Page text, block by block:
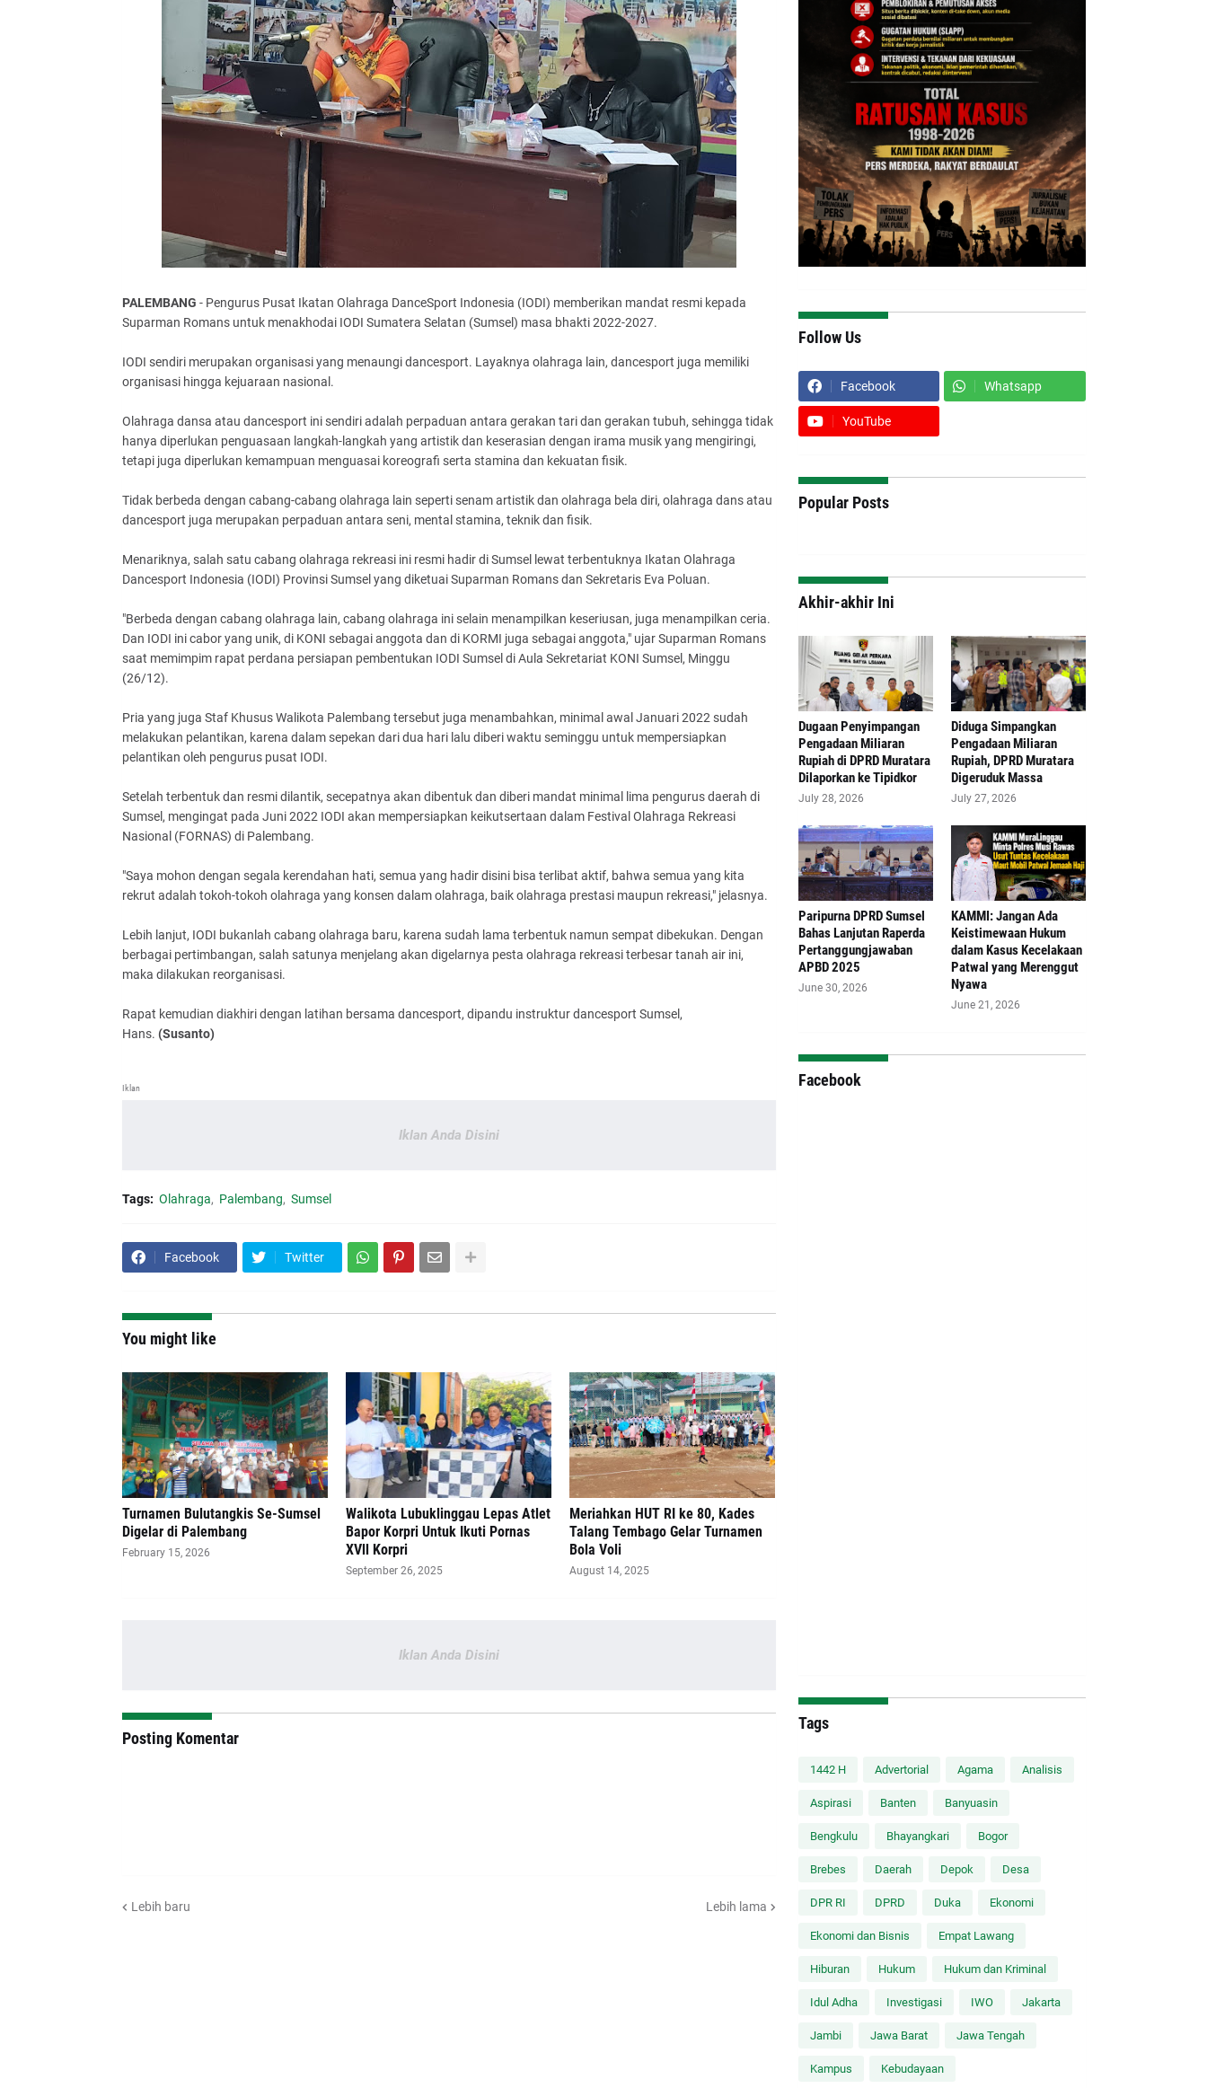
PALEMBANG - Pengurus Pusat Ikatan Olahraga DanceSport Indonesia (IODI) memberikan mandat resmi kepada
Suparman Romans untuk menakhodai IODI Sumatera Selatan (Sumsel) masa bhakti 2022-2027.
IODI sendiri merupakan organisasi yang menaungi dancesport. Layaknya olahraga lain, dancesport juga memiliki
organisasi hingga kejuaraan nasional.
Olahraga dansa atau dancesport ini sendiri adalah perpaduan antara gerakan tari dan gerakan tubuh, sehingga tidak
hanya diperlukan penguasaan langkah-langkah yang artistik dan keserasian dengan irama musik yang mengiringi,
tetapi juga diperlukan kemampuan menguasai koreografi serta stamina dan kekuatan fisik.
Tidak berbeda dengan cabang-cabang olahraga lain seperti senam artistik dan olahraga bela diri, olahraga dans atau
dancesport juga merupakan perpaduan antara seni, mental stamina, teknik dan fisik.
Menariknya, salah satu cabang olahraga rekreasi ini resmi hadir di Sumsel lewat terbentuknya Ikatan Olahraga
Dancesport Indonesia (IODI) Provinsi Sumsel yang diketuai Suparman Romans dan Sekretaris Eva Poluan.
"Berbeda dengan cabang olahraga lain, cabang olahraga ini selain menampilkan keseriusan, juga menampilkan ceria.
Dan IODI ini cabor yang unik, di KONI sebagai anggota dan di KORMI juga sebagai anggota," ujar Suparman Romans
saat memimpim rapat perdana persiapan pembentukan IODI Sumsel di Aula Sekretariat KONI Sumsel, Minggu
(26/12).
Pria yang juga Staf Khusus Walikota Palembang tersebut juga menambahkan, minimal awal Januari 2022 sudah
melakukan pelantikan, karena dalam sepekan dari dua hari lalu diberi waktu seminggu untuk mempersiapkan
pelantikan oleh pengurus pusat IODI.
Setelah terbentuk dan resmi dilantik, secepatnya akan dibentuk dan diberi mandat minimal lima pengurus daerah di
Sumsel, mengingat pada Juni 2022 IODI akan mempersiapkan keikutsertaan dalam Festival Olahraga Rekreasi
Nasional (FORNAS) di Palembang.
"Saya mohon dengan segala kerendahan hati, semua yang hadir disini bisa terlibat aktif, bahwa semua yang kita
rekrut adalah tokoh-tokoh olahraga yang konsen dalam olahraga, baik olahraga prestasi maupun rekreasi," jelasnya.
Lebih lanjut, IODI bukanlah cabang olahraga baru, karena sudah lama terbentuk namun sempat dibekukan. Dengan
berbagai pertimbangan, salah satunya menjelang akan digelarnya pesta olahraga rekreasi terbesar tanah air ini,
maka dilakukan reorganisasi.
Rapat kemudian diakhiri dengan latihan bersama dancesport, dipandu instruktur dancesport Sumsel,
Hans. (Susanto)
Iklan
Iklan Anda Disini
Tags: Olahraga Palembang Sumsel
Facebook Twitter
You might like
Turnamen Bulutangkis Se-Sumsel
Digelar di Palembang
February 15, 2026
Walikota Lubuklinggau Lepas Atlet
Bapor Korpri Untuk Ikuti Pornas
XVll Korpri
September 26, 2025
Meriahkan HUT RI ke 80, Kades
Talang Tembago Gelar Turnamen
Bola Voli
August 14, 2025
Iklan Anda Disini
Posting Komentar
Lebih baru Lebih lama
Follow Us
Facebook Whatsapp
YouTube
Popular Posts
Akhir-akhir Ini
‎Dugaan Penyimpangan
Pengadaan Miliaran
Rupiah di DPRD Muratara
Dilaporkan ke Tipidkor
July 28, 2026
Diduga Simpangkan
Pengadaan Miliaran
Rupiah, DPRD Muratara
Digeruduk Massa
July 27, 2026
Paripurna DPRD Sumsel
Bahas Lanjutan Raperda
Pertanggungjawaban
APBD 2025
June 30, 2026
‎KAMMI: Jangan Ada
Keistimewaan Hukum
dalam Kasus Kecelakaan
Patwal yang Merenggut
Nyawa
June 21, 2026
Facebook
Tags
1442 H Advertorial Agama Analisis
Aspirasi Banten Banyuasin
Bengkulu Bhayangkari Bogor
Brebes Daerah Depok Desa
DPR RI DPRD Duka Ekonomi
Ekonomi dan Bisnis Empat Lawang
Hiburan Hukum Hukum dan Kriminal
Idul Adha Investigasi IWO Jakarta
Jambi Jawa Barat Jawa Tengah
Kampus Kebudayaan